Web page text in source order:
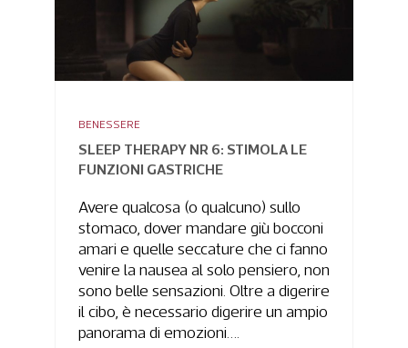
BENESSERE
SLEEP THERAPY NR 6: STIMOLA LE
FUNZIONI GASTRICHE
Avere qualcosa (o qualcuno) sullo
stomaco, dover mandare giù bocconi
amari e quelle seccature che ci fanno
venire la nausea al solo pensiero, non
sono belle sensazioni. Oltre a digerire
il cibo, è necessario digerire un ampio
panorama di emozioni….